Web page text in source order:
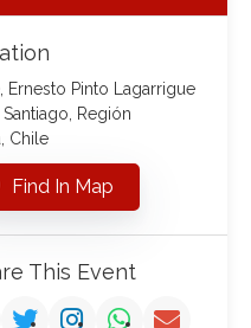
Ernesto Pinto Lagarrigue
Región
Chile
Find In Map
This Event